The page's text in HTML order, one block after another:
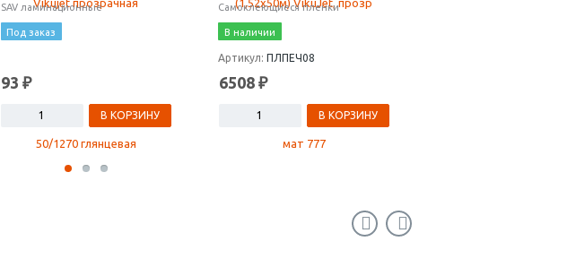
SAV ламинационные
Под заказ
93 ₽
В КОРЗИНУ
Самоклеющиеся пленки
В наличии
Артикул: ПЛПЕЧ08
6508 ₽
В КОРЗИНУ